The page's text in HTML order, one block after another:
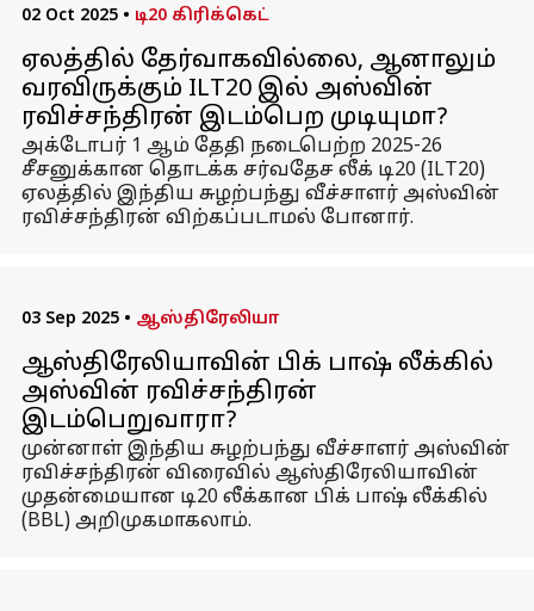
02 Oct 2025 • டி20 கிரிக்கெட்
ஏலத்தில் தேர்வாகவில்லை, ஆனாலும்
வரவிருக்கும் ILT20 இல் அஸ்வின்
ரவிச்சந்திரன் இடம்பெற முடியுமா?
அக்டோபர் 1 ஆம் தேதி நடைபெற்ற 2025-26
சீசனுக்கான தொடக்க சர்வதேச லீக் டி20 (ILT20)
ஏலத்தில் இந்திய சுழற்பந்து வீச்சாளர் அஸ்வின்
ரவிச்சந்திரன் விற்கப்படாமல் போனார்.
03 Sep 2025 • ஆஸ்திரேலியா
ஆஸ்திரேலியாவின் பிக் பாஷ் லீக்கில்
அஸ்வின் ரவிச்சந்திரன்
இடம்பெறுவாரா?
முன்னாள் இந்திய சுழற்பந்து வீச்சாளர் அஸ்வின்
ரவிச்சந்திரன் விரைவில் ஆஸ்திரேலியாவின்
முதன்மையான டி20 லீக்கான பிக் பாஷ் லீக்கில்
(BBL) அறிமுகமாகலாம்.